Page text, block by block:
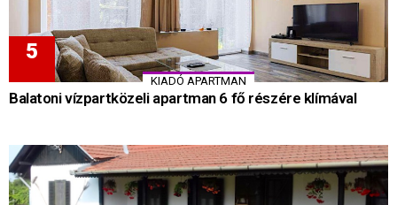
KIADÓ APARTMAN
Balatoni vízpartközeli apartman 6 fő részére klímával